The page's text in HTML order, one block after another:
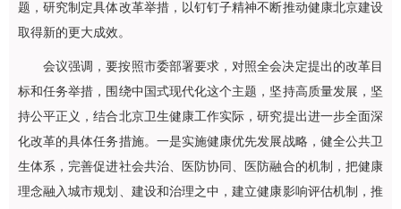
题，研究制定具体改革举措，以钉钉子精神不断推动健康北京建设
取得新的更大成效。
会议强调，要按照市委部署要求，对照全会决定提出的改革目
标和任务举措，围绕中国式现代化这个主题，坚持高质量发展，坚
持公平正义，结合北京卫生健康工作实际，研究提出进一步全面深
化改革的具体任务措施。一是实施健康优先发展战略，健全公共卫
生体系，完善促进社会共治、医防协同、医防融合的机制，把健康
理念融入城市规划、建设和治理之中，建立健康影响评估机制，推